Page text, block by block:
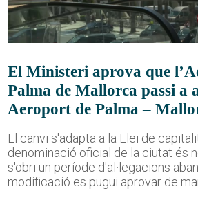
El Ministeri aprova que
Palma de Mallorca passi a
Aeroport de Palma –
El canvi s'adapta a la Llei de
denominació oficial de la ciutat és
s'obri un període d'al·legacions
modificació es pugui aprovar de